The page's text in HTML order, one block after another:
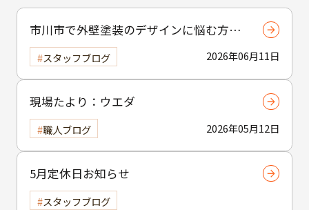
市川市で外壁塗装のデザインに悩む方へ
｜ 色選びの失敗を防ぐポイント
2026年06月11日
スタッフブログ
現場たより：ウエダ
2026年05月12日
職人ブログ
5月定休日お知らせ
スタッフブログ